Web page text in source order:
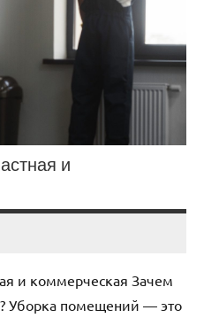
и
и коммерческая Зачем
Уборка помещений — это